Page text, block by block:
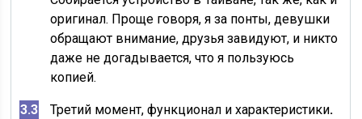
оригинал. Проще говоря, я за понты, девушки
обращают внимание, друзья завидуют, и никто
даже не догадывается, что я пользуюсь
копией.
Третий момент, функционал и характеристики.